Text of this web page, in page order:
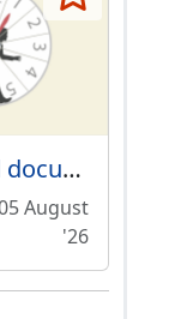
Declar nul document inregistrare DSVSA
August
'26